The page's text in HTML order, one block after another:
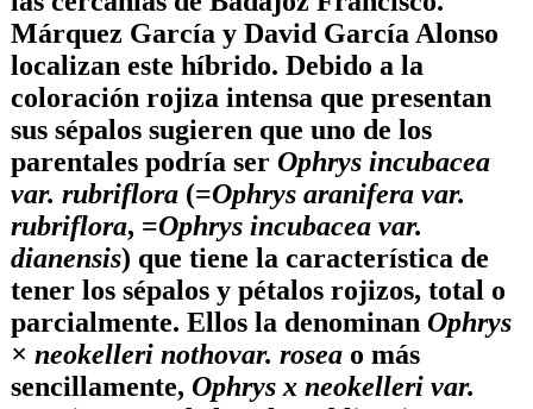
Márquez García y David García Alonso
localizan este híbrido. Debido a la
coloración rojiza intensa que presentan
sus sépalos sugieren que uno de los
parentales podría ser Ophrys incubacea
var. rubriflora (=Ophrys aranifera var.
rubriflora, =Ophrys incubacea var.
dianensis) que tiene la característica de
tener los sépalos y pétalos rojizos, total o
parcialmente. Ellos la denominan Ophrys
× neokelleri nothovar. rosea o más
sencillamente, Ophrys x neokelleri var.